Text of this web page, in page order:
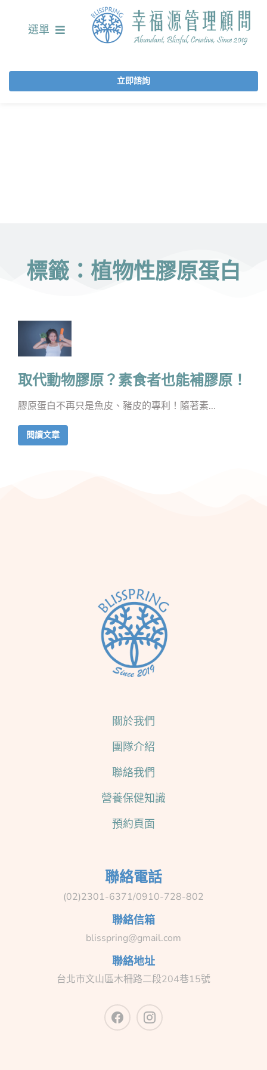
選單
立即諮詢
標籤：植物性膠原蛋白
取代動物膠原？素食者也能補膠原！
膠原蛋白不再只是魚皮、豬皮的專利！隨著素...
閱讀文章
關於我們
團隊介紹
聯絡我們
營養保健知識
預約頁面
聯絡電話
(02)2301-6371/0910-728-802
聯絡信箱
blisspring@gmail.com
聯絡地址
台北市文山區木柵路二段204巷15號